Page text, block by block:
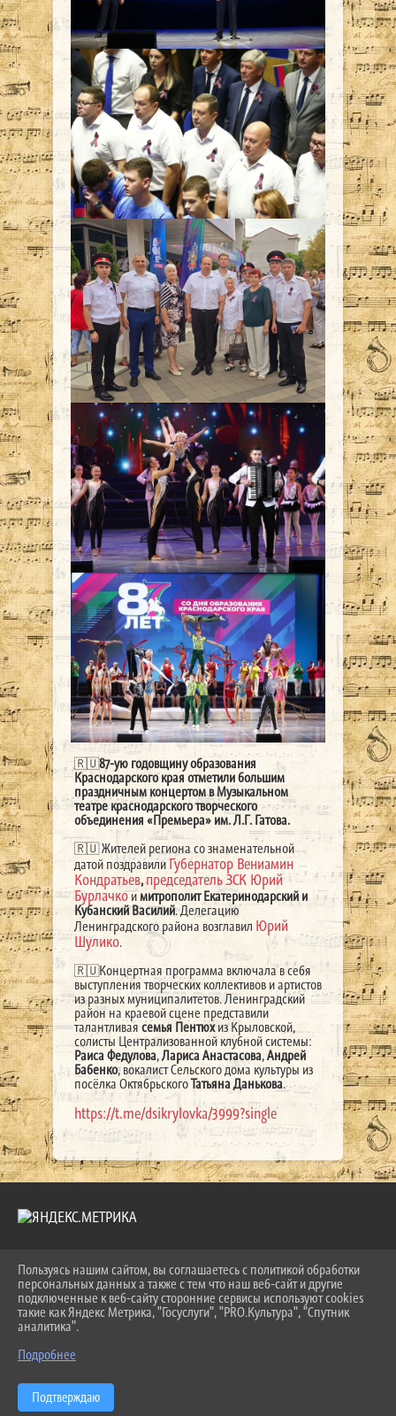
🇷🇺87-ую годовщину образования
Краснодарского края отметили большим
праздничным концертом в Музыкальном
театре краснодарского творческого
объединения «Премьера» им. Л.Г. Гатова.
🇷🇺 Жителей региона со знаменательной
датой поздравилиГубернатор Вениамин
Кондратьев,председатель ЗСК Юрий
Бурлачкоимитрополит Екатеринодарский и
Кубанский Василий. Делегацию
Ленинградского района возглавил Юрий
Шулико.
🇷🇺Концертная программа включала в себя
выступления творческих коллективов и артистов
из разных муниципалитетов. Ленинградский
район на краевой сцене представили
талантливаясемья Пентюхиз Крыловской,
солисты Централизованной клубной системы:
Раиса Федулова,Лариса Анастасова,Андрей
Бабенко, вокалист Сельского дома культуры из
посёлка ОктябрьскогоТатьяна Данькова.
https://t.me/dsikrylovka/3999?single
2026 Г. LKDSHI.RU
ВХОД
КАРТА САЙТА
ПОЛИТИКА ОБРАБОТКИ ПЕРСОНАЛЬНЫХ ДАННЫХ
СДЕЛАНО НА KUBCMS
Пользуясь нашим сайтом, вы соглашаетесь с политикой обработки
персональных данных а также с тем что наш веб-сайт и другие
подключенные к веб-сайту сторонние сервисы используют cookies
такие как Яндекс Метрика, "Госуслуги", "PRO.Культура", "Спутник
аналитика".
Подробнее
Подтверждаю